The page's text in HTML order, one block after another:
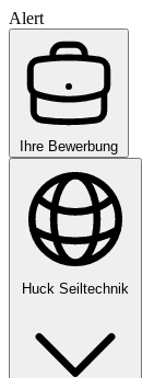
Alert
Ihre Bewerbung
Huck Seiltechnik